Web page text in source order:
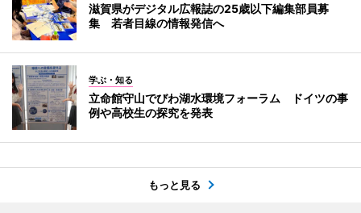
滋賀県がデジタル広報誌の25歳以下編集部員募
集 若者目線の情報発信へ
学ぶ・知る
立命館守山でびわ湖水環境フォーラム ドイツの事
例や高校生の探究を発表
もっと見る